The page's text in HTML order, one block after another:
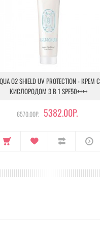
O2 SHIELD UV PROTECTION - КРЕМ С
КИСЛОРОДОМ 3 В 1 SPF50++++
6570.00Р. 5382.00Р.